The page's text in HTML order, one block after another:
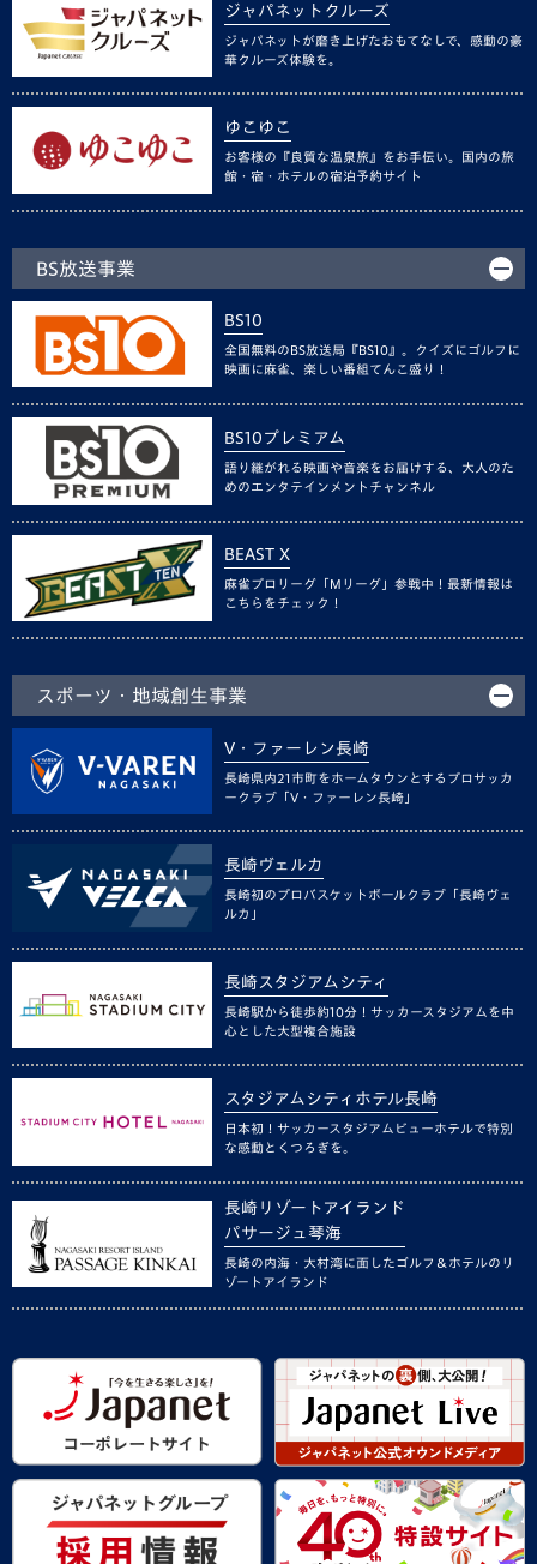
ジャパネットクルーズ
ジャパネットが磨き上げたおもてなしで、感動の豪
華クルーズ体験を。
ゆこゆこ
お客様の『良質な温泉旅』をお手伝い。国内の旅
館・宿・ホテルの宿泊予約サイト
BS放送事業
BS10
全国無料のBS放送局『BS10』。クイズにゴルフに
映画に麻雀、楽しい番組てんこ盛り！
BS10プレミアム
語り継がれる映画や音楽をお届けする、大人のた
めのエンタテインメントチャンネル
BEAST X
麻雀プロリーグ「Mリーグ」参戦中！最新情報は
こちらをチェック！
スポーツ・地域創生事業
V・ファーレン長崎
長崎県内21市町をホームタウンとするプロサッカ
ークラブ「V・ファーレン長崎」
長崎ヴェルカ
長崎初のプロバスケットボールクラブ「長崎ヴェ
ルカ」
長崎スタジアムシティ
長崎駅から徒歩約10分！サッカースタジアムを中
心とした大型複合施設
スタジアムシティホテル長崎
日本初！サッカースタジアムビューホテルで特別
な感動とくつろぎを。
長崎リゾートアイランド
パサージュ琴海
長崎の内海・大村湾に面したゴルフ＆ホテルのリ
ゾートアイランド